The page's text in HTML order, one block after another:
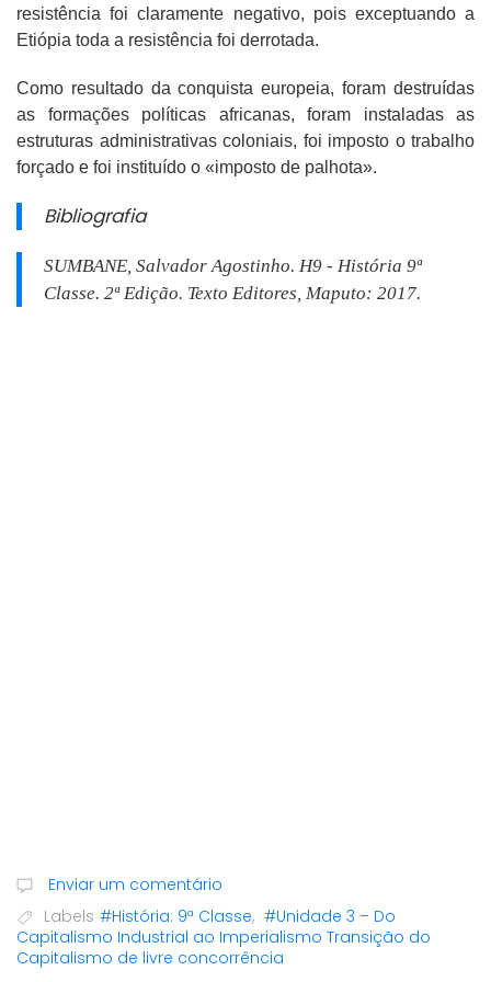
resistência foi claramente negativo, pois exceptuando a
Etiópia toda a resistência foi derrotada.
Como resultado da conquista europeia, foram destruídas
as formações políticas africanas, foram instaladas as
estruturas administrativas coloniais, foi imposto o trabalho
forçado e foi instituído o «imposto de palhota».
Bibliografia
SUMBANE, Salvador Agostinho. H9 - História 9ª
Classe. 2ª Edição. Texto Editores, Maputo: 2017.
Enviar um comentário
Labels #História: 9ª Classe, #Unidade 3 – Do
Capitalismo Industrial ao Imperialismo Transição do
Capitalismo de livre concorrência